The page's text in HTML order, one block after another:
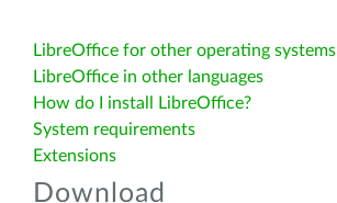
LibreOffice for other operating systems
LibreOffice in other languages
How do I install LibreOffice?
System requirements
Extensions
Download